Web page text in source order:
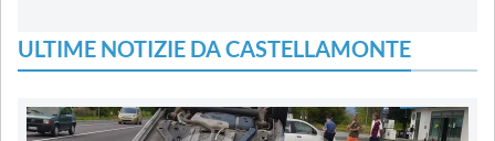
ULTIME NOTIZIE DA CASTELLAMONTE